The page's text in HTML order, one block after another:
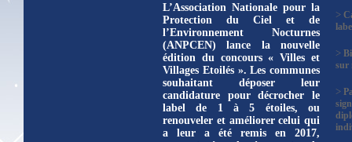
L’Association Nationale pour la
Protection du Ciel et de
l’Environnement Nocturnes
(ANPCEN) lance la nouvelle
édition du concours « Villes et
Villages Etoilés ». Les communes
souhaitant déposer leur
candidature pour décrocher le
label de 1 à 5 étoiles, ou
renouveler et améliorer celui qui
a leur a été remis en 2017,
>
>
sur
>